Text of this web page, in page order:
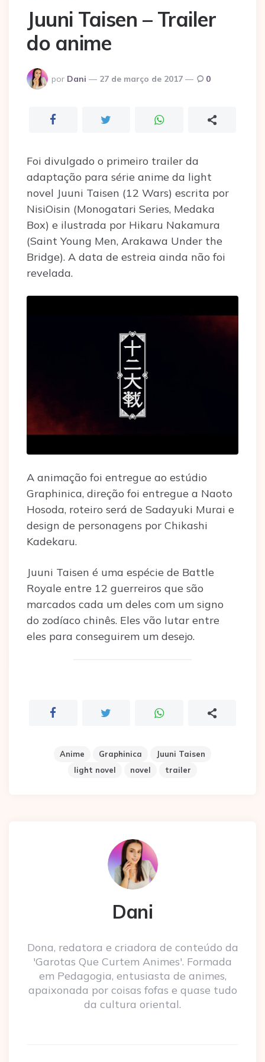
Juuni Taisen – Trailer
do anime
Postado
por
por Dani 27 de março de 2017 0
Foi divulgado o primeiro trailer da
adaptação para série anime da light
novel Juuni Taisen (12 Wars) escrita por
NisiOisin (Monogatari Series, Medaka
Box) e ilustrada por Hikaru Nakamura
(Saint Young Men, Arakawa Under the
Bridge). A data de estreia ainda não foi
revelada.
A animação foi entregue ao estúdio
Graphinica, direção foi entregue a Naoto
Hosoda, roteiro será de Sadayuki Murai e
design de personagens por Chikashi
Kadekaru.
Juuni Taisen é uma espécie de Battle
Royale entre 12 guerreiros que são
marcados cada um deles com um signo
do zodíaco chinês. Eles vão lutar entre
eles para conseguirem um desejo.
Anime Graphinica
Juuni Taisen
light novel
novel trailer
Dani
Dona, redatora e criadora de conteúdo da
'Garotas Que Curtem Animes'. Formada
em Pedagogia, entusiasta de animes,
apaixonada por coisas fofas e quase tudo
da cultura oriental.